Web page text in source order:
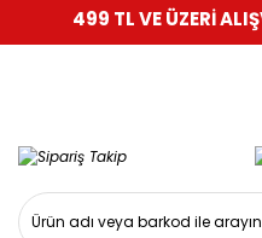
499 TL VE ÜZERİ